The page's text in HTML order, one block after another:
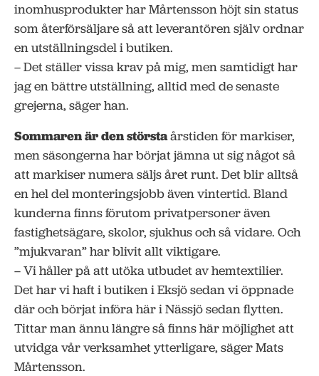
inomhusprodukter har Mårtensson höjt sin status
som återförsäljare så att leverantören själv ordnar
en utställningsdel i butiken.
– Det ställer vissa krav på mig, men samtidigt har
jag en bättre utställning, alltid med de senaste
grejerna, säger han.
Sommaren är den störstaårstiden för markiser,
men säsongerna har börjat jämna ut sig något så
att markiser numera säljs året runt. Det blir alltså
en hel del monteringsjobb även vintertid. Bland
kunderna finns förutom privatpersoner även
fastighetsägare, skolor, sjukhus och så vidare. Och
”mjukvaran” har blivit allt viktigare.
– Vi håller på att utöka utbudet av hemtextilier.
Det har vi haft i butiken i Eksjö sedan vi öppnade
där och börjat införa här i Nässjö sedan flytten.
Tittar man ännu längre så finns här möjlighet att
utvidga vår verksamhet ytterligare, säger Mats
Mårtensson.